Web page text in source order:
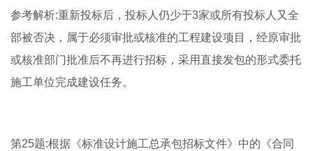
参考解析:重新投标后，投标人仍少于3家或所有投标人又全
部被否决，属于必须审批或核准的工程建设项目，经原审批
或核准部门批准后不再进行招标，采用直接发包的形式委托
施工单位完成建设任务。
第25题:根据《标准设计施工总承包招标文件》中的《合同